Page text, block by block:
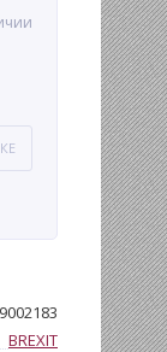
9002183
BREXIT